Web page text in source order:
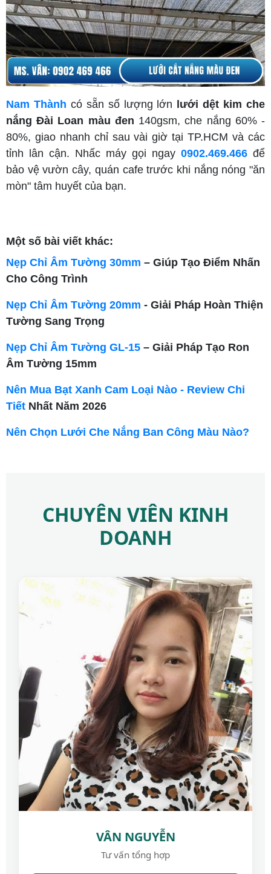
Nam Thành có sẵn số lượng lớn lưới dệt kim che
nắng Đài Loan màu đen 140gsm, che nắng 60% -
80%, giao nhanh chỉ sau vài giờ tại TP.HCM và các
tỉnh lân cận. Nhấc máy gọi ngay 0902.469.466 để
bảo vệ vườn cây, quán cafe trước khi nắng nóng "ăn
mòn" tâm huyết của bạn.
Một số bài viết khác:
Nẹp Chỉ Âm Tường 30mm – Giúp Tạo Điểm Nhấn
Cho Công Trình
Nẹp Chỉ Âm Tường 20mm - Giải Pháp Hoàn Thiện
Tường Sang Trọng
Nẹp Chỉ Âm Tường GL-15 – Giải Pháp Tạo Ron
Âm Tường 15mm
Nên Mua Bạt Xanh Cam Loại Nào - Review Chi
Tiết Nhất Năm 2026
Nên Chọn Lưới Che Nắng Ban Công Màu Nào?
CHUYÊN VIÊN KINH
DOANH
VÂN NGUYỄN
Tư vấn tổng hợp